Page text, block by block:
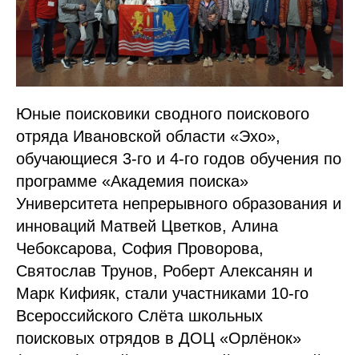
Юные поисковики сводного поискового
отряда Ивановской области «Эхо»,
обучающиеся 3-го и 4-го годов обучения по
программе «Академия поиска»
Университета непрерывного образования и
инноваций Матвей Цветков, Алина
Чебоксарова, София Проворова,
Святослав Трунов, Роберт Алексанян и
Марк Кифияк, стали участниками 10-го
Всероссийского Слëта школьных
поисковых отрядов в ДОЦ «Орлёнок»